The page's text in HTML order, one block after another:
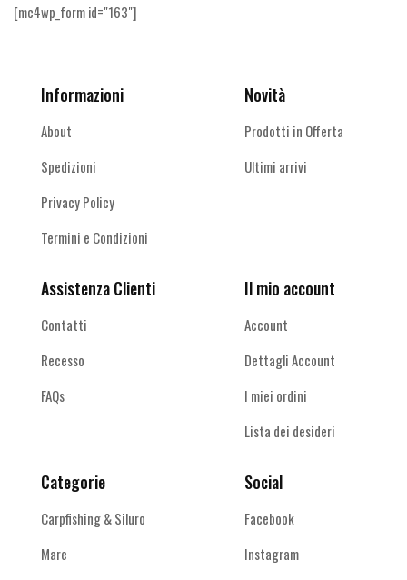
[mc4wp_form id="163"]
Informazioni
About
Spedizioni
Privacy Policy
Termini e Condizioni
Novità
Prodotti in Offerta
Ultimi arrivi
Assistenza Clienti
Contatti
Recesso
FAQs
Il mio account
Account
Dettagli Account
I miei ordini
Lista dei desideri
Categorie
Carpfishing & Siluro
Mare
Social
Facebook
Instagram